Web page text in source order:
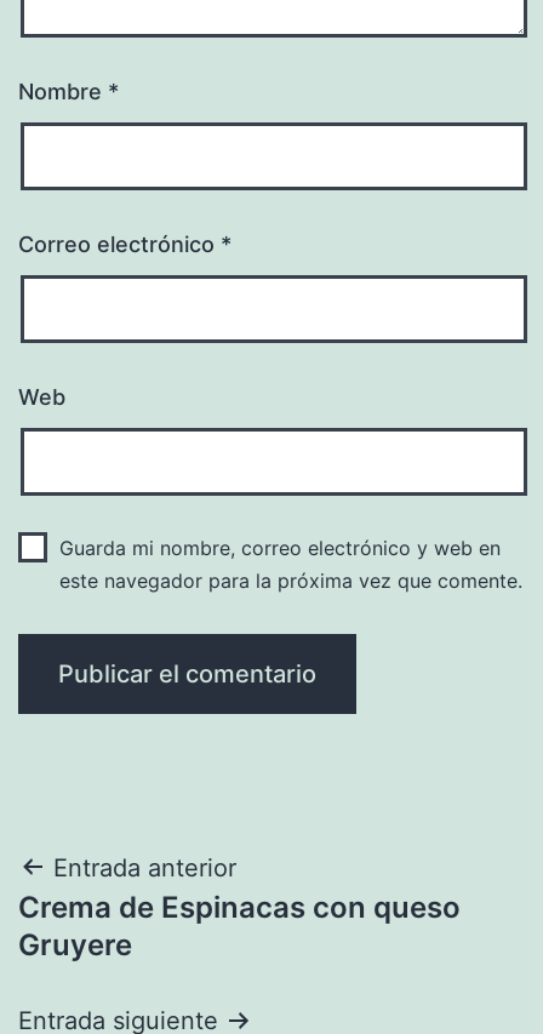
Nombre *
Correo electrónico *
Web
Guarda mi nombre, correo electrónico y web en
este navegador para la próxima vez que comente.
Navegación
de
Entrada anterior
Crema de Espinacas con queso
Gruyere
Entrada siguiente